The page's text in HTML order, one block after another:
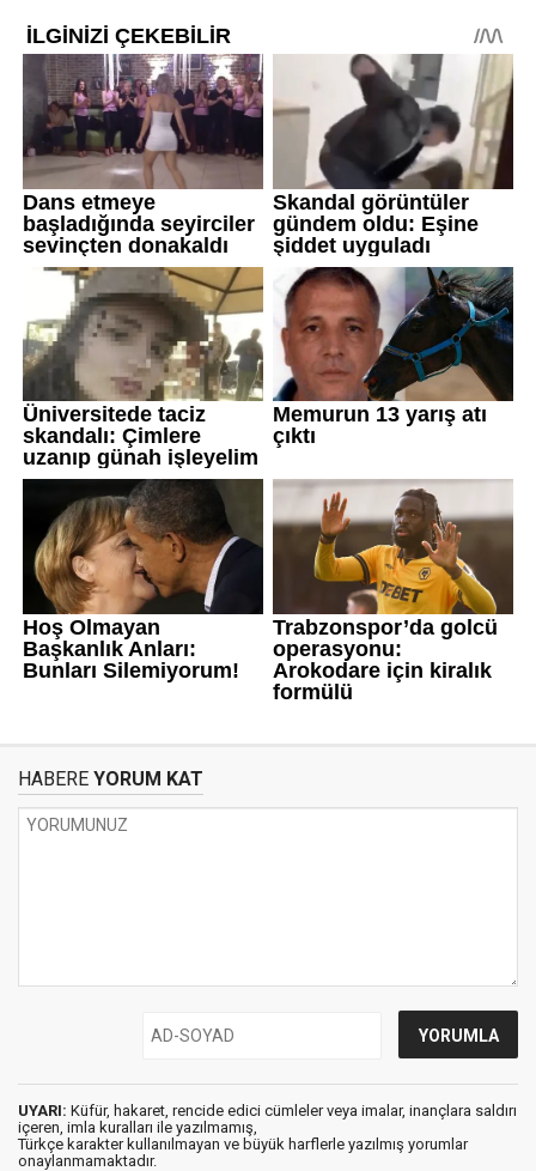
HABERE YORUM KAT
UYARI: Küfür, hakaret, rencide edici cümleler veya imalar, inançlara saldırı
içeren, imla kuralları ile yazılmamış,
Türkçe karakter kullanılmayan ve büyük harflerle yazılmış yorumlar
onaylanmamaktadır.